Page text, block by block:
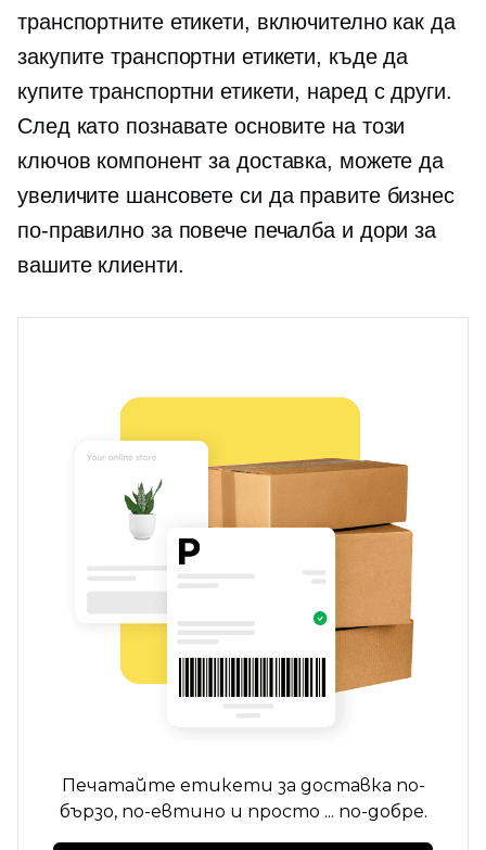
транспортните етикети, включително как да
закупите транспортни етикети, къде да
купите транспортни етикети, наред с други.
След като познавате основите на този
ключов компонент за доставка, можете да
увеличите шансовете си да правите бизнес
по-правилно за повече печалба и дори за
вашите клиенти.
Печатайте етикети за доставка по-
бързо, по-евтино и просто ... по-добре.